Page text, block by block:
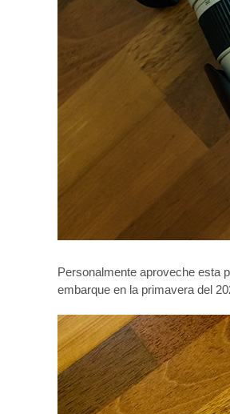
Personalmente aproveche esta
embarque en la primavera del